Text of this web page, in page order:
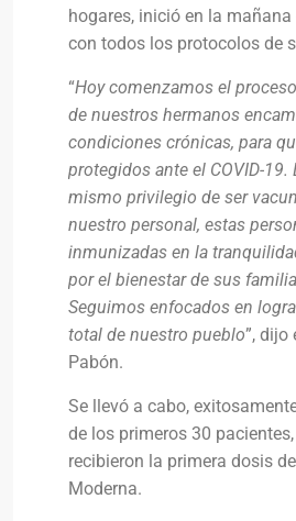
hogares, inició en la mañana
con todos los protocolos de
“Hoy comenzamos el
de nuestros hermanos
condiciones crónicas, para
protegidos ante el COVID-19.
mismo privilegio de ser
nuestro personal, estas
inmunizadas en la
por el bienestar de sus
Seguimos enfocados en
total de nuestro pueblo”, dijo
Pabón.
Se llevó a cabo,
de los primeros 30
recibieron la primera dosis
Moderna.